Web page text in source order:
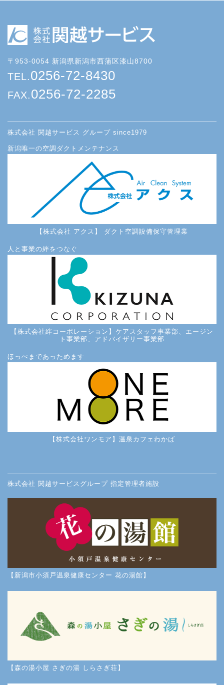
〒953-0054 新潟県新潟市西蒲区漆山8700
TEL.0256-72-8430
FAX.0256-72-2285
株式会社 関越サービス グループ since1979
新潟唯一の空調ダクトメンテナンス
【株式会社 アクス】 ダクト空調設備保守管理業
人と事業の絆をつなぐ
【株式会社絆コーポレーション】ケアスタッフ事業部、エージン
ト事業部、アドバイザリー事業部
ほっぺまであっためます
【株式会社ワンモア】温泉カフェわかば
株式会社 関越サービスグループ 指定管理者施設
【新潟市小須戸温泉健康センター 花の湯館】
【森の湯小屋 さぎの湯 しらさぎ荘】